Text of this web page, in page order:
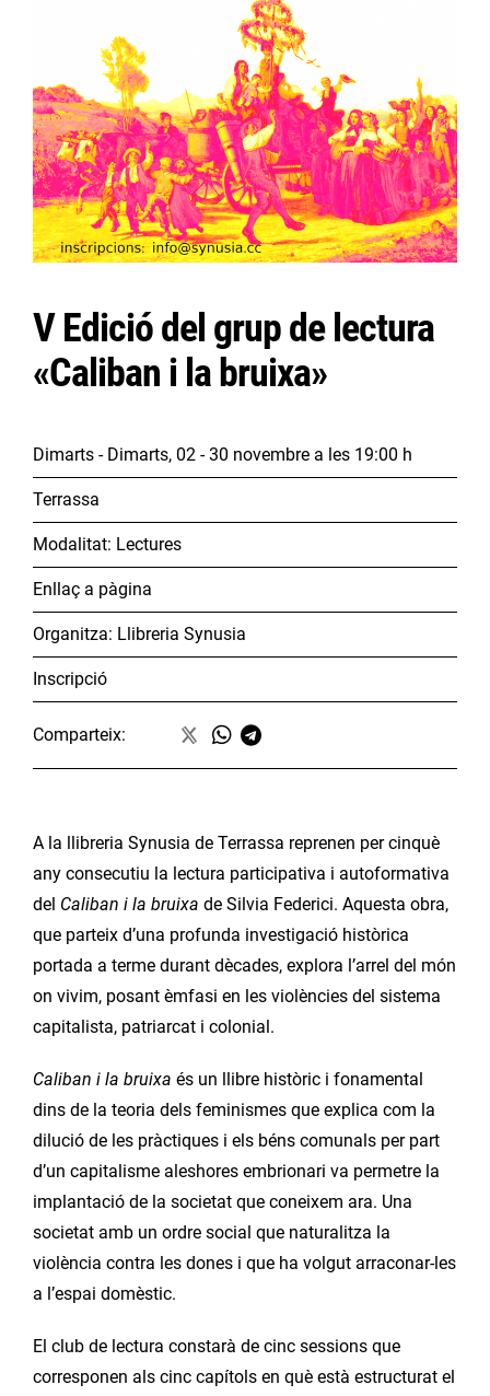
V Edició del grup de lectura
«Caliban i la bruixa»
Dimarts - Dimarts, 02 - 30 novembre a les 19:00 h
Terrassa
Modalitat: Lectures
Enllaç a pàgina
Organitza: Llibreria Synusia
Inscripció
Comparteix:
A la llibreria Synusia de Terrassa reprenen per cinquè
any consecutiu la lectura participativa i autoformativa
del Caliban i la bruixa de Silvia Federici. Aquesta obra,
que parteix d’una profunda investigació històrica
portada a terme durant dècades, explora l’arrel del món
on vivim, posant èmfasi en les violències del sistema
capitalista, patriarcat i colonial.
Caliban i la bruixa és un llibre històric i fonamental
dins de la teoria dels feminismes que explica com la
dilució de les pràctiques i els béns comunals per part
d’un capitalisme aleshores embrionari va permetre la
implantació de la societat que coneixem ara. Una
societat amb un ordre social que naturalitza la
violència contra les dones i que ha volgut arraconar-les
a l’espai domèstic.
El club de lectura constarà de cinc sessions que
corresponen als cinc capítols en què està estructurat el